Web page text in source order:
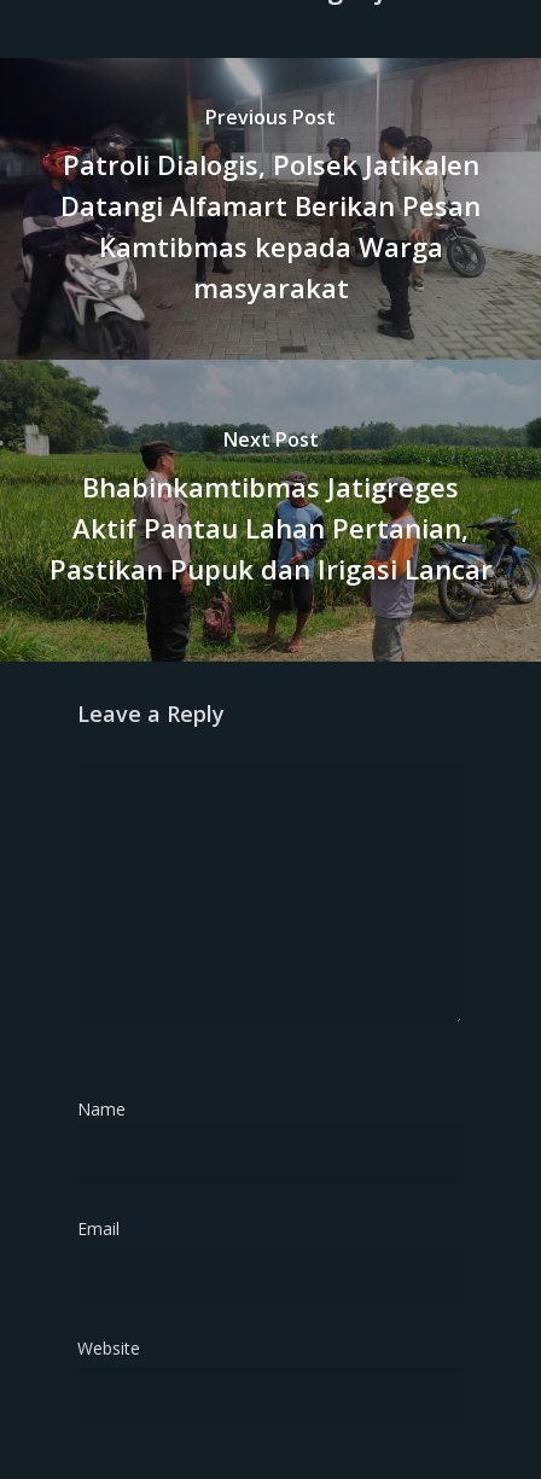
Previous Post
Patroli Dialogis, Polsek Jatikalen
Datangi Alfamart Berikan Pesan
Kamtibmas kepada Warga
masyarakat
Next Post
Bhabinkamtibmas Jatigreges
Aktif Pantau Lahan Pertanian,
Pastikan Pupuk dan Irigasi Lancar
Leave a Reply
Name
Email
Website